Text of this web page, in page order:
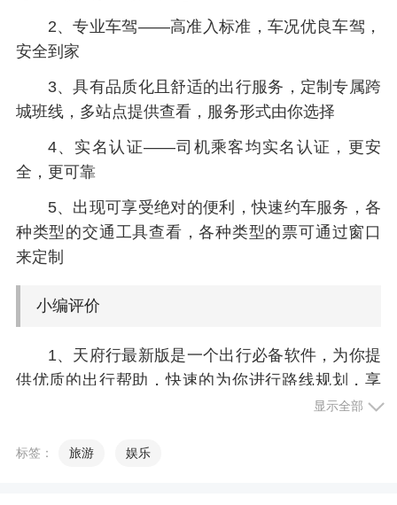
2、专业车驾——高准入标准，车况优良车驾，
安全到家
3、具有品质化且舒适的出行服务，定制专属跨
城班线，多站点提供查看，服务形式由你选择
4、实名认证——司机乘客均实名认证，更安
全，更可靠
5、出现可享受绝对的便利，快速约车服务，各
种类型的交通工具查看，各种类型的票可通过窗口
来定制
小编评价
1、天府行最新版是一个出行必备软件，为你提
供优质的出行帮助，快速的为你进行路线规划，享
受最及时的讯息帮助，在这里你可以查询多种出行
行的目的地来选择更多的旅行指南
显示全部
标签： 旅游 娱乐